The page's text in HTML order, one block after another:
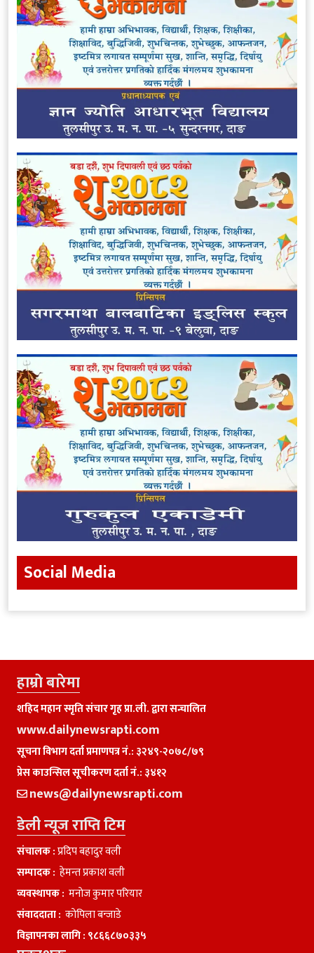
Social Media
हाम्राे बारेमा
शहिद महान स्मृति संचार गृह प्रा.ली. द्वारा सन्चालित
www.dailynewsrapti.com
सूचना विभाग दर्ता प्रमाणपत्र नं.: ३२४९-२०७८/७९
प्रेस काउन्सिल सूचीकरण दर्ता नं.: ३४१२
news@dailynewsrapti.com
डेली न्यूज राप्ति टिम
संचालक :प्रदिप बहादुर वली
सम्पादक : हेमन्त प्रकाश वली
व्यवस्थापक : मनाेज कुमार परियार
संवाददाता : काेपिला बन्जाडे
विज्ञापनका लागि : ९८६६८७०३३५